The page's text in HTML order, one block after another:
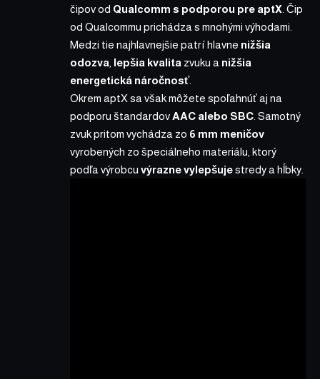
čipov od Qualcomm s podporou pre aptX . Čip
od Qualcommu prichádza s mnohými výhodami.
Medzi tie najhlavnejšie patrí hlavne nižšia
odozva lepšia kvalita zvuku a nižšia
energetická náročnosť.
Okrem aptX sa však môžete spoľahnúť aj na
podporu štandardov AAC alebo SBC . Samotný
zvuk pritom vychádza zo 6 mm meničov
vyrobených zo špeciálneho materiálu, ktorý
podľa výrobcu výrazne vylepšujestredy a hĺbky.